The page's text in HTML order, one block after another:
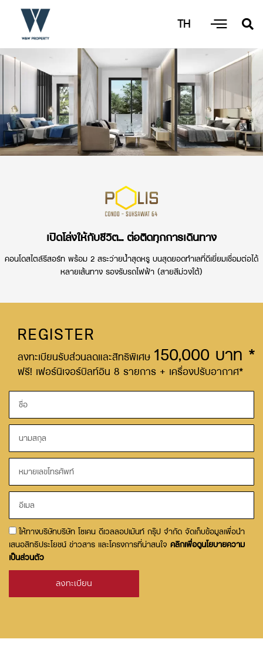
TH
เปิดโล่งให้กับชีวิต... ต่อติดทุกการเดินทาง
คอนโดสไตล์รีสอร์ท พร้อม 2 สระว่ายน้ำสุดหรู บนสุดยอดทำเลที่ดีเยี่ยมเชื่อมต่อได้
หลายเส้นทาง รองรับรถไฟฟ้า (สายสีม่วงใต้)
REGISTER
ลงทะเบียนรับส่วนลดและสิทธิพิเศษ 150,000 บาท *
ฟรี! เฟอร์นิเจอร์บิลท์อิน 8 รายการ + เครื่องปรับอากาศ*
name
acceptance
ให้ทางบริษัทบริษัท โซเคน ดีเวลลอปเมันท์ กรุ๊ป จำกัด จัดเก็บข้อมูลเพื่อนำ
เสนอสิทธิประโยชน์ ข่าวสาร และโครงการที่น่าสนใจ คลิกเพื่อดูนโยบายความ
เป็นส่วนตัว
ลงทะเบียน